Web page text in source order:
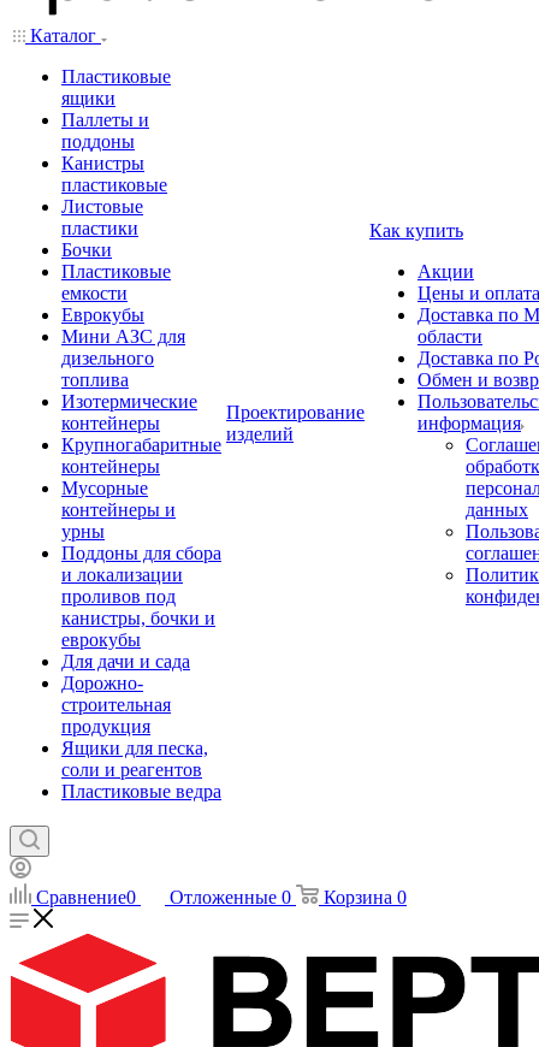
Каталог
Пластиковые
ящики
Паллеты и
поддоны
Канистры
пластиковые
Листовые
пластики
Бочки
Пластиковые
емкости
Еврокубы
Мини АЗС для
дизельного
топлива
Изотермические
контейнеры
Крупногабаритные
контейнеры
Мусорные
контейнеры и
урны
Поддоны для сбора
и локализации
проливов под
канистры, бочки и
еврокубы
Для дачи и сада
Дорожно-
строительная
продукция
Ящики для песка,
соли и реагентов
Пластиковые ведра
Проектирование
изделий
Как купить
Акции
Цены и оплата
Доставка по
области
Доставка по
Обмен и
информация
данных
Сравнение0 Отложенные 0 Корзина 0